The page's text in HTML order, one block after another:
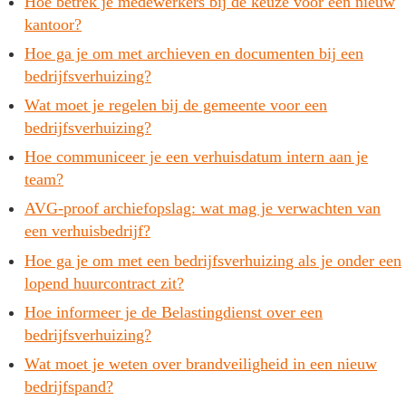
kantoor?
Hoe ga je om met archieven en documenten bij een
bedrijfsverhuizing?
Wat moet je regelen bij de gemeente voor een
bedrijfsverhuizing?
Hoe communiceer je een verhuisdatum intern aan je
team?
AVG-proof archiefopslag: wat mag je verwachten van
een verhuisbedrijf?
Hoe ga je om met een bedrijfsverhuizing als je onder een
lopend huurcontract zit?
Hoe informeer je de Belastingdienst over een
bedrijfsverhuizing?
Wat moet je weten over brandveiligheid in een nieuw
bedrijfspand?